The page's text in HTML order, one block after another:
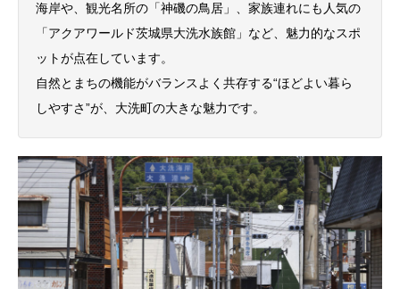
海岸や、観光名所の「神磯の鳥居」、家族連れにも人気の
「アクアワールド茨城県大洗水族館」など、魅力的なスポ
ットが点在しています。
自然とまちの機能がバランスよく共存する“ほどよい暮ら
しやすさ”が、大洗町の大きな魅力です。